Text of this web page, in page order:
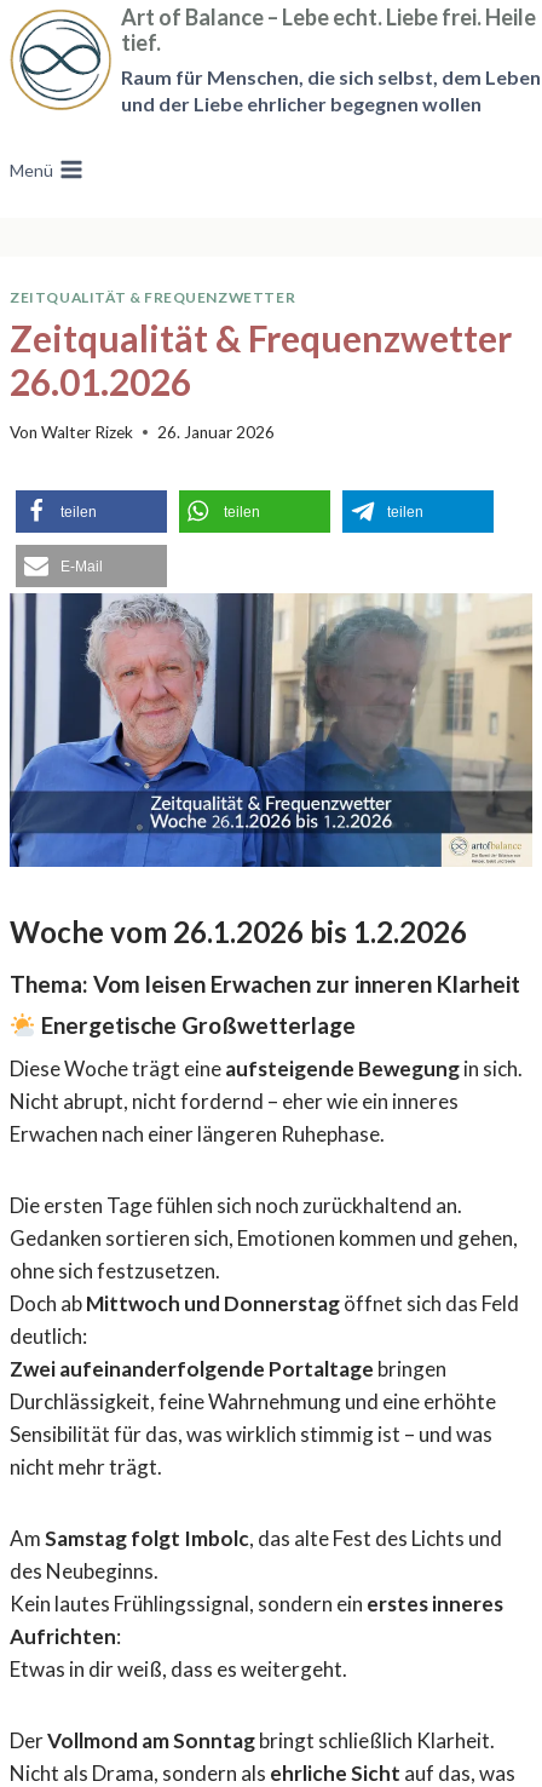
Zum
Inhalt
springen
Art of Balance – Lebe echt. Liebe frei. Heile
tief.
Raum für Menschen, die sich selbst, dem Leben
und der Liebe ehrlicher begegnen wollen
Menü
ZEITQUALITÄT & FREQUENZWETTER
Zeitqualität & Frequenzwetter
26.01.2026
Von Walter Rizek 26. Januar 2026
teilen teilen teilen
E-Mail
Woche vom 26.1.2026 bis 1.2.2026
Thema: Vom leisen Erwachen zur inneren Klarheit
Energetische Großwetterlage
Diese Woche trägt eineaufsteigende Bewegungin sich.
Nicht abrupt, nicht fordernd – eher wie ein inneres
Erwachen nach einer längeren Ruhephase.
Die ersten Tage fühlen sich noch zurückhaltend an.
Gedanken sortieren sich, Emotionen kommen und gehen,
ohne sich festzusetzen.
Doch abMittwoch und Donnerstagöffnet sich das Feld
deutlich:
Zwei aufeinanderfolgende Portaltage bringen
Durchlässigkeit, feine Wahrnehmung und eine erhöhte
Sensibilität für das, was wirklich stimmig ist – und was
nicht mehr trägt.
AmSamstag folgt Imbolc, das alte Fest des Lichts und
des Neubeginns.
Kein lautes Frühlingssignal, sondern ein erstes inneres
Aufrichten:
Etwas in dir weiß, dass es weitergeht.
DerVollmond am Sonntagbringt schließlich Klarheit.
Nicht als Drama, sondern als ehrliche Sicht auf das, was